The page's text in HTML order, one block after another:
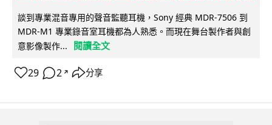
談到專業混音專用的聲音監聽耳機，Sony 經典 MDR-7506 到
MDR-M1 專業錄音室耳機都為人熟悉。而現在舞台製作者與創
意影像製作...
閱讀全文
29 2 ↗ 分享